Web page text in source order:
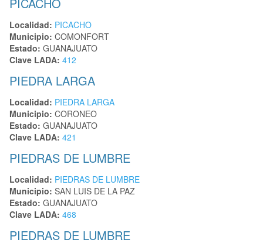
PICACHO
Localidad: PICACHO
Municipio: COMONFORT
Estado: GUANAJUATO
Clave LADA: 412
PIEDRA LARGA
Localidad: PIEDRA LARGA
Municipio: CORONEO
Estado: GUANAJUATO
Clave LADA: 421
PIEDRAS DE LUMBRE
Localidad: PIEDRAS DE LUMBRE
Municipio: SAN LUIS DE LA PAZ
Estado: GUANAJUATO
Clave LADA: 468
PIEDRAS DE LUMBRE